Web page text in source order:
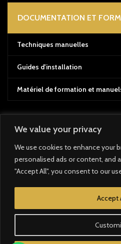
We value your privacy
We use cookies to enhance your
personalised ads or content, and
"Accept All", you consent to our
Accept
DOCUMENTATION ET
Techniques manuelles
Guides d'installation
Matériel de formation et
Système de paiement :
Système d'expédition :
Développé avec ❤️ parAYAMER